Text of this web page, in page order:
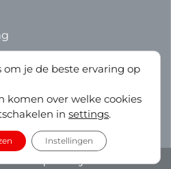
fabricagevoorwaarden
je de beste ervaring op
komen over welke cookies
in settings.
Instellingen